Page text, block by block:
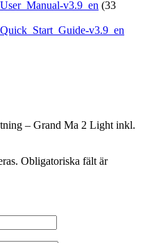
v3.9_en (33
v3.9_en
– Grand Ma 2 Light inkl.
Obligatoriska fält är